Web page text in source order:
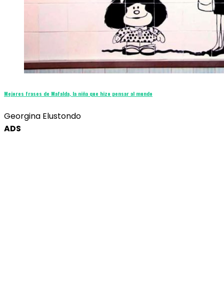
Mejores frases de Mafalda, la niña que hizo pensar al mundo
Georgina Elustondo
ADS